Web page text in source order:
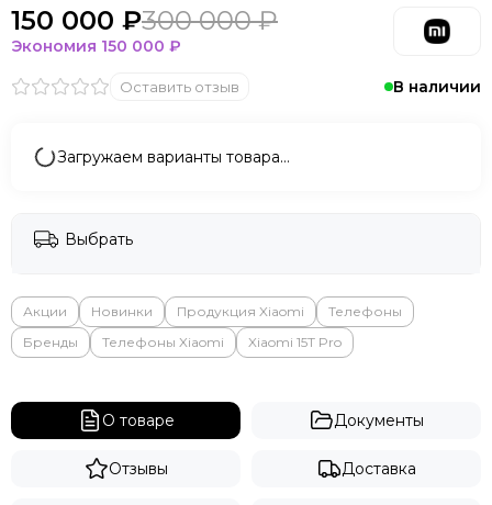
POCO
Sony
Valve
Whoop
ZTE
В наличии
Оставить отзыв
150 000 ₽300 000 ₽
Экономия 150 000 ₽
Загружаем варианты товара…
Выбрать
Акции Новинки Продукция Xiaomi
Телефоны
Бренды
Телефоны Xiaomi Xiaomi 15T Pro
О товаре Документы
Отзывы Доставка